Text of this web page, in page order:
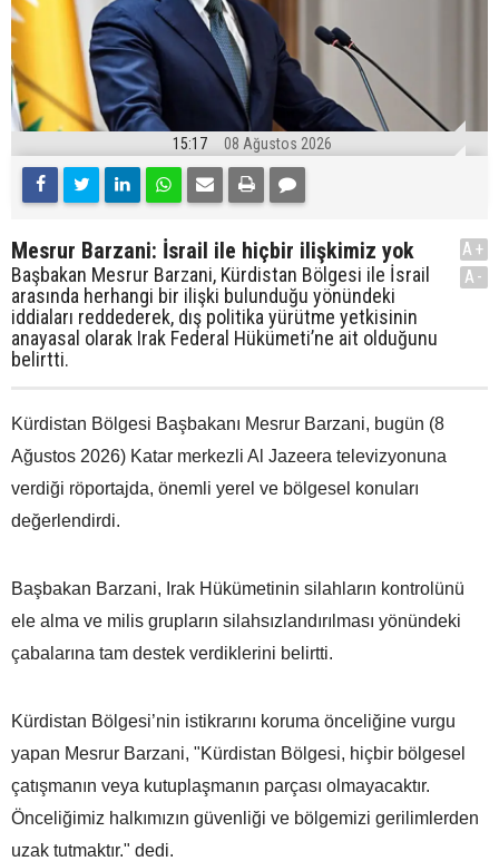
15:17 08 Ağustos 2026
Mesrur Barzani: İsrail ile hiçbir ilişkimiz yok
Başbakan Mesrur Barzani, Kürdistan Bölgesi ile İsrail
arasında herhangi bir ilişki bulunduğu yönündeki
iddiaları reddederek, dış politika yürütme yetkisinin
anayasal olarak Irak Federal Hükümeti’ne ait olduğunu
belirtti.
A+
A-
Kürdistan Bölgesi Başbakanı Mesrur Barzani, bugün (8
Ağustos 2026) Katar merkezli Al Jazeera televizyonuna
verdiği röportajda, önemli yerel ve bölgesel konuları
değerlendirdi.
Başbakan Barzani, Irak Hükümetinin silahların kontrolünü
ele alma ve milis grupların silahsızlandırılması yönündeki
çabalarına tam destek verdiklerini belirtti.
Kürdistan Bölgesi’nin istikrarını koruma önceliğine vurgu
yapan Mesrur Barzani, "Kürdistan Bölgesi, hiçbir bölgesel
çatışmanın veya kutuplaşmanın parçası olmayacaktır.
Önceliğimiz halkımızın güvenliği ve bölgemizi gerilimlerden
uzak tutmaktır." dedi.